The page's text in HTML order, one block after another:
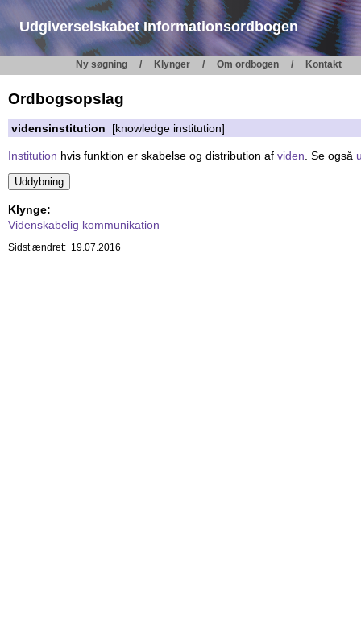
Udgiverselskabet Informationsordbogen
Ny søgning Klynger Om ordbogen Kontakt
Ordbogsopslag
vidensinstitution [knowledge institution]
Institution hvis funktion er skabelse og distribution af viden . Se også
Klynge:
Videnskabelig kommunikation
Sidst ændret: 19.07.2016